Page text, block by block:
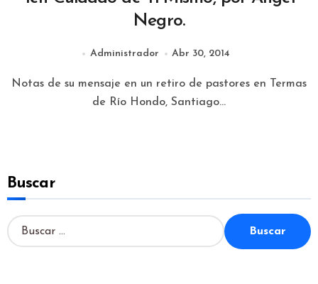
Negro.
Administrador Abr 30, 2014
Notas de su mensaje en un retiro de pastores en Termas
de Río Hondo, Santiago...
Buscar
B
u